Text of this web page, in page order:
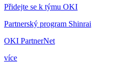
Přidejte se k týmu OKI
Partnerský program Shinrai
OKI PartnerNet
více